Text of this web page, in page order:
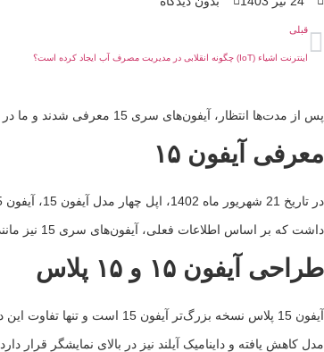
قبلی
اینترنت اشیاء (IoT) چگونه انقلابی در مدیریت مصرف آب ایجاد کرده است؟
پس از مدت‌ها انتظار، آیفون‌های سری 15 معرفی شدند و ما در اینجا به بررسی کامل این گوشی‌های جدید اپل می‌پردازیم.
معرفی آیفون ۱۵
داشت که بر اساس اطلاعات فعلی، آیفون‌های سری 15 نیز مانند مدل‌های سری 14 رجیستر نخواهند شد.
طراحی آیفون ۱۵ و ۱۵ پلاس
آیفون 15 پلاس نسخه
مدل کاهش یافته و داینامیک آیلند نیز در بالای نمایشگر قرار